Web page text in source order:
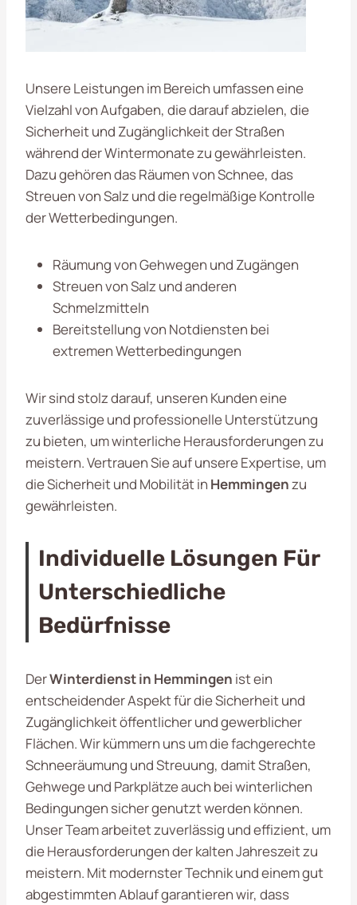
Unsere Leistungen im Bereich umfassen eine
Vielzahl von Aufgaben, die darauf abzielen, die
Sicherheit und Zugänglichkeit der Straßen
während der Wintermonate zu gewährleisten.
Dazu gehören das Räumen von Schnee, das
Streuen von Salz und die regelmäßige Kontrolle
der Wetterbedingungen.
Räumung von Gehwegen und Zugängen
Streuen von Salz und anderen
Schmelzmitteln
Bereitstellung von Notdiensten bei
extremen Wetterbedingungen
Wir sind stolz darauf, unseren Kunden eine
zuverlässige und professionelle Unterstützung
zu bieten, um winterliche Herausforderungen zu
meistern. Vertrauen Sie auf unsere Expertise, um
die Sicherheit und Mobilität in Hemmingenzu
gewährleisten.
Individuelle Lösungen Für
Unterschiedliche
Bedürfnisse
DerWinterdienst in Hemmingen ist ein
entscheidender Aspekt für die Sicherheit und
Zugänglichkeit öffentlicher und gewerblicher
Flächen. Wir kümmern uns um die fachgerechte
Schneeräumung und Streuung, damit Straßen,
Gehwege und Parkplätze auch bei winterlichen
Bedingungen sicher genutzt werden können.
Unser Team arbeitet zuverlässig und effizient, um
die Herausforderungen der kalten Jahreszeit zu
meistern. Mit modernster Technik und einem gut
abgestimmten Ablauf garantieren wir, dass